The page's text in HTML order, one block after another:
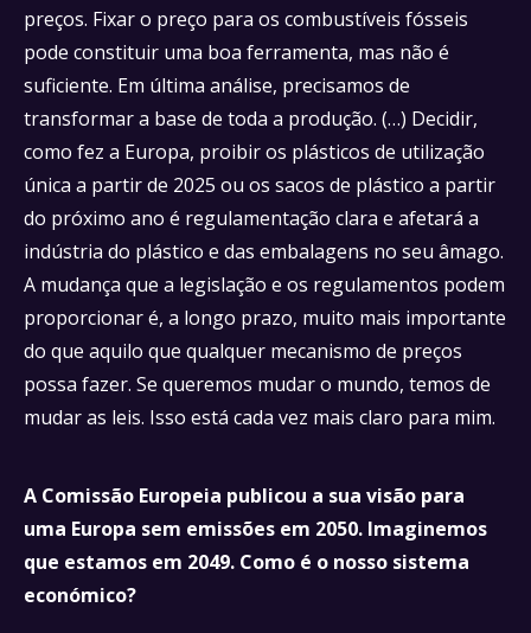
preços. Fixar o preço para os combustíveis fósseis
pode constituir uma boa ferramenta, mas não é
suficiente. Em última análise, precisamos de
transformar a base de toda a produção. (…) Decidir,
como fez a Europa, proibir os plásticos de utilização
única a partir de 2025 ou os sacos de plástico a partir
do próximo ano é regulamentação clara e afetará a
indústria do plástico e das embalagens no seu âmago.
A mudança que a legislação e os regulamentos podem
proporcionar é, a longo prazo, muito mais importante
do que aquilo que qualquer mecanismo de preços
possa fazer. Se queremos mudar o mundo, temos de
mudar as leis. Isso está cada vez mais claro para mim.
A Comissão Europeia publicou a sua visão para
uma Europa sem emissões em 2050. Imaginemos
que estamos em 2049. Como é o nosso sistema
económico?